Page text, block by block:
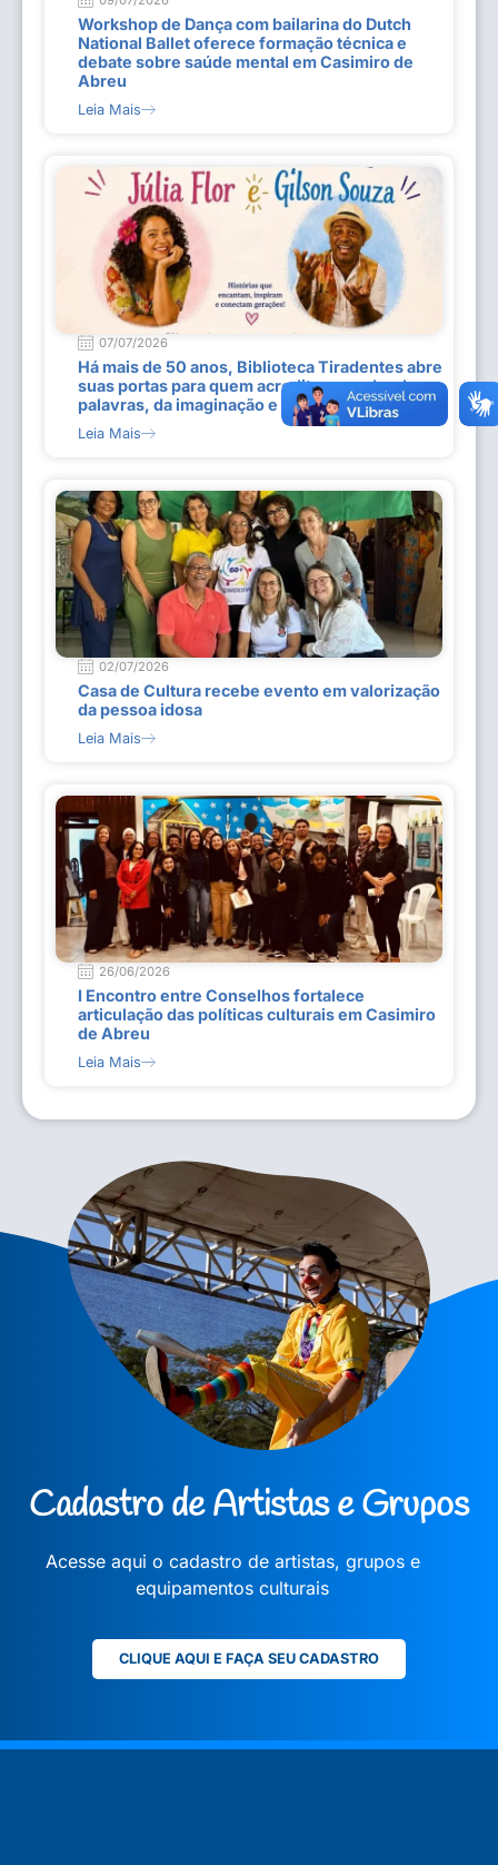
Workshop de Dança com bailarina do Dutch
National Ballet oferece formação técnica e
debate sobre saúde mental em Casimiro de
Abreu
Leia Mais
07/07/2026
Há mais de 50 anos, Biblioteca Tiradentes abre
suas portas para quem acredita no poder das
palavras, da imaginação e do conhecimento
Leia Mais
02/07/2026
Casa de Cultura recebe evento em valorização
da pessoa idosa
Leia Mais
26/06/2026
I Encontro entre Conselhos fortalece
articulação das políticas culturais em Casimiro
de Abreu
Leia Mais
Cadastro de Artistas e Grupos
Acesse aqui o cadastro de artistas, grupos e
equipamentos culturais
CLIQUE AQUI E FAÇA SEU CADASTRO